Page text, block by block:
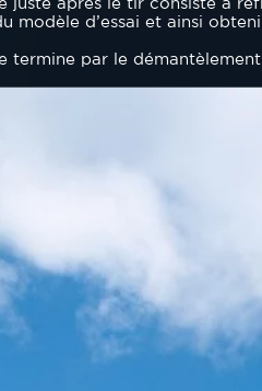
modèle d’essai et ainsi
termine par le